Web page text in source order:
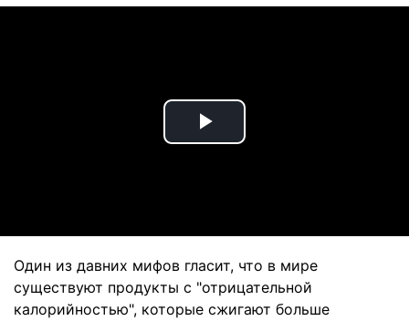
Play
Один из давних мифов гласит, что в мире
существуют продукты с "отрицательной
калорийностью", которые сжигают больше